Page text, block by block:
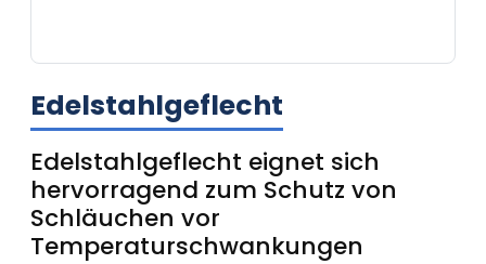
Edelstahlgeflecht
Edelstahlgeflecht eignet sich
hervorragend zum Schutz von
Schläuchen vor
Temperaturschwankungen